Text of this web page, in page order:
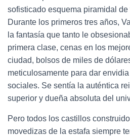
sofisticado esquema piramidal
Durante los primeros tres años,
la fantasía que tanto le
primera clase, cenas en los
ciudad, bolsos de miles de
meticulosamente para dar
sociales. Se sentía la auténtica
superior y dueña absoluta del
Pero todos los castillos
movedizas de la estafa siempre